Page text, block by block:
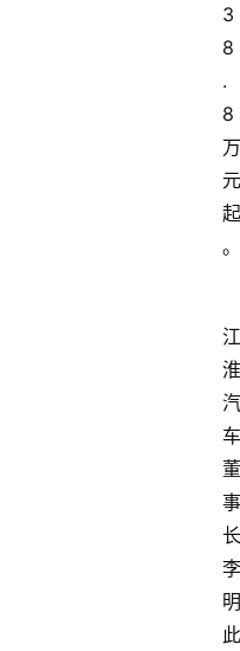
3
8
.
8
万
元
起
。
江
淮
汽
车
董
事
长
李
明
此